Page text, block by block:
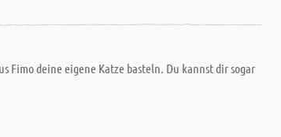
Fimo deine eigene Katze basteln. Du kannst dir sogar